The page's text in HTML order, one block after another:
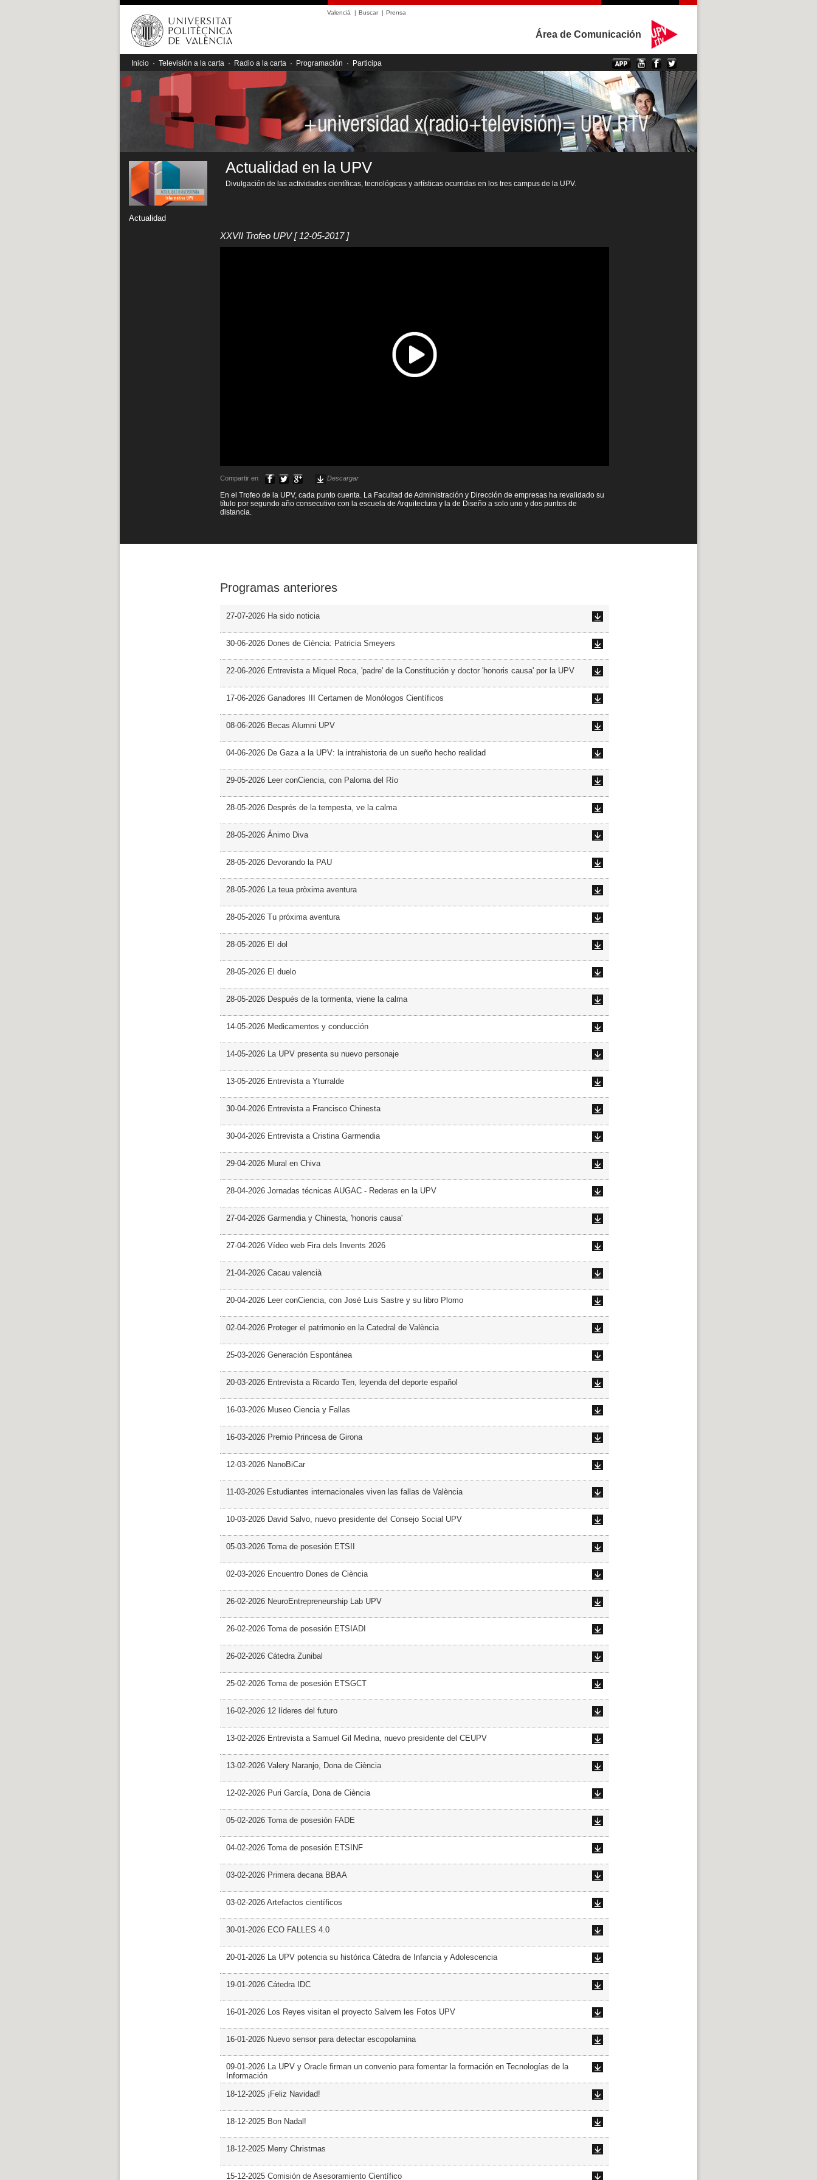
Valencià | Buscar| Prensa
Área de Comunicación
Inicio · Televisión a la carta · Radio a la carta · Programación · Participa
Actualidad
Actualidad en la UPV
Divulgación de las actividades científicas, tecnológicas y artísticas ocurridas en los tres campus de la UPV.
XXVII Trofeo UPV[ 12-05-2017 ]
Compartir en Descargar
En el Trofeo de la UPV, cada punto cuenta. La Facultad de Administración y Dirección de empresas ha revalidado su
título por segundo año consecutivo con la escuela de Arquitectura y la de Diseño a solo uno y dos puntos de
distancia.
Programas anteriores
27-07-2026 Ha sido noticia
30-06-2026 Dones de Ciència: Patricia Smeyers
22-06-2026 Entrevista a Miquel Roca, 'padre' de la Constitución y doctor 'honoris causa' por la UPV
17-06-2026 Ganadores III Certamen de Monólogos Científicos
08-06-2026 Becas Alumni UPV
04-06-2026 De Gaza a la UPV: la intrahistoria de un sueño hecho realidad
29-05-2026 Leer conCiencia, con Paloma del Río
28-05-2026 Després de la tempesta, ve la calma
28-05-2026 Ánimo Diva
28-05-2026 Devorando la PAU
28-05-2026 La teua pròxima aventura
28-05-2026 Tu próxima aventura
28-05-2026 El dol
28-05-2026 El duelo
28-05-2026 Después de la tormenta, viene la calma
14-05-2026 Medicamentos y conducción
14-05-2026 La UPV presenta su nuevo personaje
13-05-2026 Entrevista a Yturralde
30-04-2026 Entrevista a Francisco Chinesta
30-04-2026 Entrevista a Cristina Garmendia
29-04-2026 Mural en Chiva
28-04-2026 Jornadas técnicas AUGAC - Rederas en la UPV
27-04-2026 Garmendia y Chinesta, 'honoris causa'
27-04-2026 Vídeo web Fira dels Invents 2026
21-04-2026 Cacau valencià
20-04-2026 Leer conCiencia, con José Luis Sastre y su libro Plomo
02-04-2026 Proteger el patrimonio en la Catedral de València
25-03-2026 Generación Espontánea
20-03-2026 Entrevista a Ricardo Ten, leyenda del deporte español
16-03-2026 Museo Ciencia y Fallas
16-03-2026 Premio Princesa de Girona
12-03-2026 NanoBiCar
11-03-2026 Estudiantes internacionales viven las fallas de València
10-03-2026 David Salvo, nuevo presidente del Consejo Social UPV
05-03-2026 Toma de posesión ETSII
02-03-2026 Encuentro Dones de Ciència
26-02-2026 NeuroEntrepreneurship Lab UPV
26-02-2026 Toma de posesión ETSIADI
26-02-2026 Cátedra Zunibal
25-02-2026 Toma de posesión ETSGCT
16-02-2026 12 líderes del futuro
13-02-2026 Entrevista a Samuel Gil Medina, nuevo presidente del CEUPV
13-02-2026 Valery Naranjo, Dona de Ciència
12-02-2026 Puri García, Dona de Ciència
05-02-2026 Toma de posesión FADE
04-02-2026 Toma de posesión ETSINF
03-02-2026 Primera decana BBAA
03-02-2026 Artefactos científicos
30-01-2026 ECO FALLES 4.0
20-01-2026 La UPV potencia su histórica Cátedra de Infancia y Adolescencia
19-01-2026 Cátedra IDC
16-01-2026 Los Reyes visitan el proyecto Salvem les Fotos UPV
16-01-2026 Nuevo sensor para detectar escopolamina
09-01-2026 La UPV y Oracle firman un convenio para fomentar la formación en Tecnologías de la
Información
18-12-2025 ¡Feliz Navidad!
18-12-2025 Bon Nadal!
18-12-2025 Merry Christmas
15-12-2025 Comisión de Asesoramiento Científico